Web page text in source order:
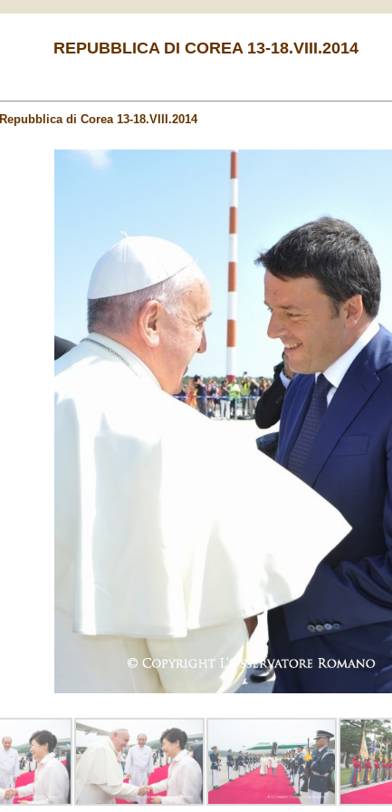
REPUBBLICA DI COREA 13-18.VIII.2014
Repubblica di Corea 13-18.VIII.2014